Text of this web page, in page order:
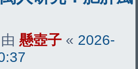
懸壺子 « 2026-